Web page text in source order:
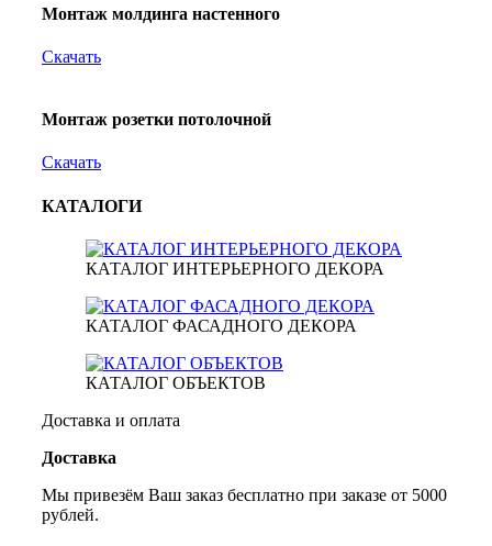
Монтаж молдинга настенного
Скачать
Монтаж розетки потолочной
Скачать
КАТАЛОГИ
КАТАЛОГ ИНТЕРЬЕРНОГО ДЕКОРА
КАТАЛОГ ФАСАДНОГО ДЕКОРА
КАТАЛОГ ОБЪЕКТОВ
Доставка и оплата
Доставка
Мы привезём Ваш заказ бесплатно при заказе от 5000
рублей.